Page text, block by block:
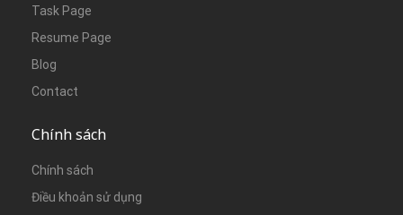
Task Page
Resume Page
Blog
Contact
Chính sách
Chính sách
Điều khoản sử dụng